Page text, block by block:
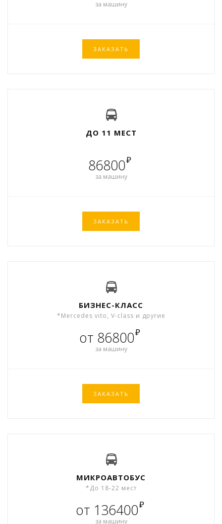
за машину
ЗАКАЗАТЬ
ДО 11 МЕСТ
86800₽
за машину
ЗАКАЗАТЬ
БИЗНЕС-КЛАСС
*Mercedes vito, V-class и другие
от 86800₽
за машину
ЗАКАЗАТЬ
МИКРОАВТОБУС
*До 18-22 мест
от 136400₽
за машину